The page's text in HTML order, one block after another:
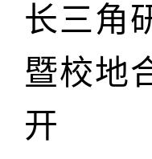
长三角
暨校地
开